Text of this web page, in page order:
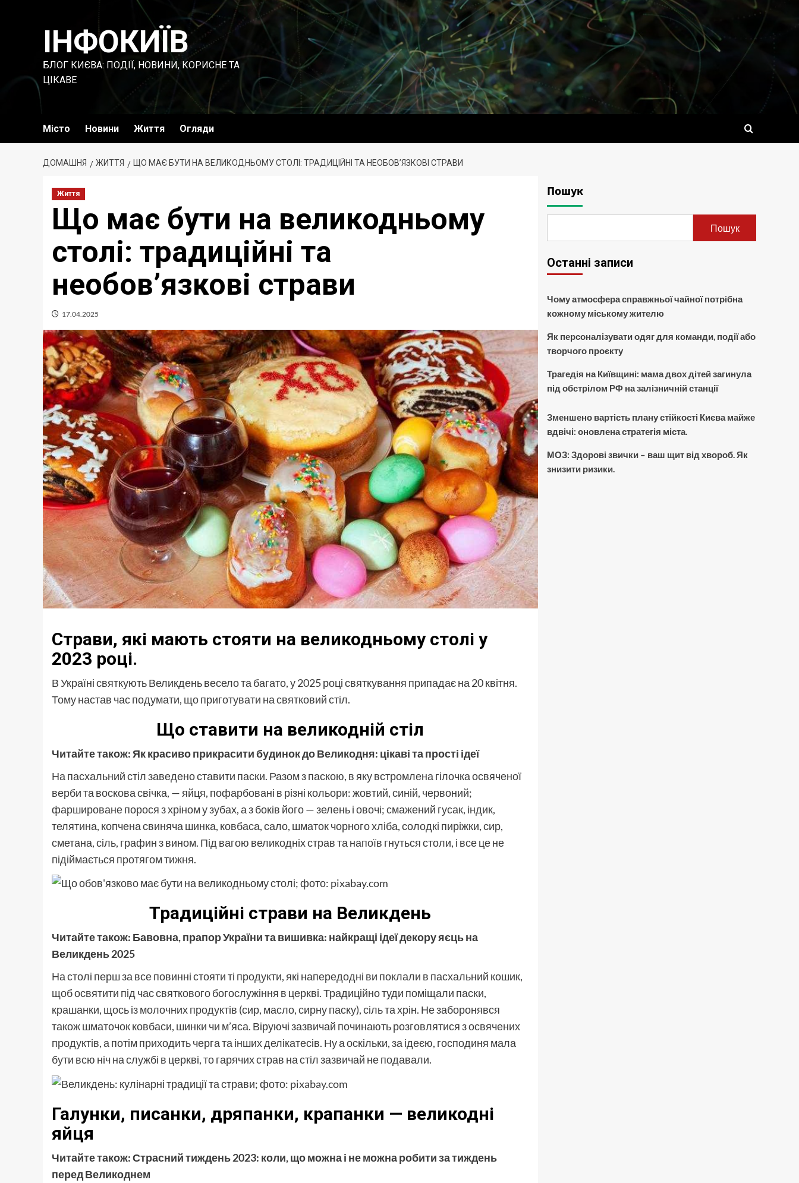
ІНФОКИЇВ
БЛОГ КИЄВА: ПОДІЇ, НОВИНИ, КОРИСНЕ ТА
ЦІКАВЕ
Місто Новини Життя Огляди
ДОМАШНЯ ЖИТТЯ ЩО МАЄ БУТИ НА ВЕЛИКОДНЬОМУ СТОЛІ: ТРАДИЦІЙНІ ТА НЕОБОВ’ЯЗКОВІ СТРАВИ
Життя
Що має бути на великодньому
столі: традиційні та
необов’язкові страви
17.04.2025
Страви, які мають стояти на великодньому столі у
2023 році.
В Україні святкують Великдень весело та багато, у 2025 році святкування припадає на 20 квітня.
Тому настав час подумати, що приготувати на святковий стіл.
Що ставити на великодній стіл
Читайте також: Як красиво прикрасити будинок до Великодня: цікаві та прості ідеї
На пасхальний стіл заведено ставити паски. Разом з паскою, в яку встромлена гілочка освяченої
верби та воскова свічка, — яйця, пофарбовані в різні кольори: жовтий, синій, червоний;
фаршироване порося з хріном у зубах, а з боків його — зелень і овочі; смажений гусак, індик,
телятина, копчена свиняча шинка, ковбаса, сало, шматок чорного хліба, солодкі пиріжки, сир,
сметана, сіль, графин з вином. Під вагою великодніх страв та напоїв гнуться столи, і все це не
підіймається протягом тижня.
Традиційні страви на Великдень
Читайте також: Бавовна, прапор України та вишивка: найкращі ідеї декору яєць на
Великдень 2025
На столі перш за все повинні стояти ті продукти, які напередодні ви поклали в пасхальний кошик,
щоб освятити під час святкового богослужіння в церкві. Традиційно туди поміщали паски,
крашанки, щось із молочних продуктів (сир, масло, сирну паску), сіль та хрін. Не заборонявся
також шматочок ковбаси, шинки чи м’яса. Віруючі зазвичай починають розговлятися з освячених
продуктів, а потім приходить черга та інших делікатесів. Ну а оскільки, за ідеєю, господиня мала
бути всю ніч на службі в церкві, то гарячих страв на стіл зазвичай не подавали.
Галунки, писанки, дряпанки, крапанки — великодні
яйця
Читайте також:Страсний тиждень 2023: коли, що можна і не можна робити за тиждень
перед Великоднем
Пошук
Пошук
Останні записи
Чому атмосфера справжньої чайної потрібна
кожному міському жителю
Як персоналізувати одяг для команди, події або
творчого проєкту
Трагедія на Київщині: мама двох дітей загинула
під обстрілом РФ на залізничній станції
Зменшено вартість плану стійкості Києва майже
вдвічі: оновлена стратегія міста.
МОЗ: Здорові звички – ваш щит від хвороб. Як
знизити ризики.